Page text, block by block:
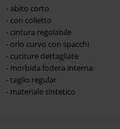
- abito corto
- con colletto
- cintura regolabile
- orlo curvo con spacchi
- cuciture dettagliate
- morbida fodera interna
- taglio regular
- materiale sintetico